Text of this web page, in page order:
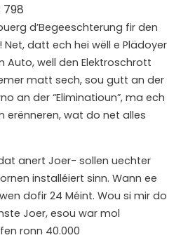
798
d’Begeeschterung fir den
Net, datt ech hei wëll e Plädoyer
Auto, well den Elektroschrott
matt sech, sou gutt an der
an der “Eliminatioun”, ma ech
erënneren, wat do net alles
anert Joer- sollen uechter
installéiert sinn. Wann ee
dofir 24 Méint. Wou si mir do
Joer, esou war mol
ronn 40.000